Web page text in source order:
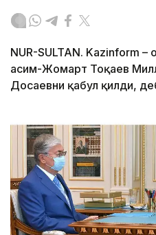
NUR-SULTAN. Kazinform –
Қасим-Жомарт Тоқаев
Досаевни қабул қилди,